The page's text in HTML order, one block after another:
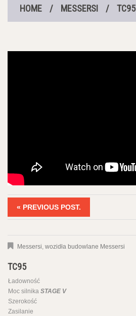
HOME / MESSERSI / TC95
« PREVIOUS POST.
Messersi, wozidła budowlane Messersi
TC95
Ładowność
Moc silnika STAGE V
Szerokość
Zasilanie